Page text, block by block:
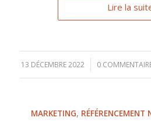
Lire la
13 DÉCEMBRE 2022
/ 0 /
MARKETING, RÉFÉRENCEMENT